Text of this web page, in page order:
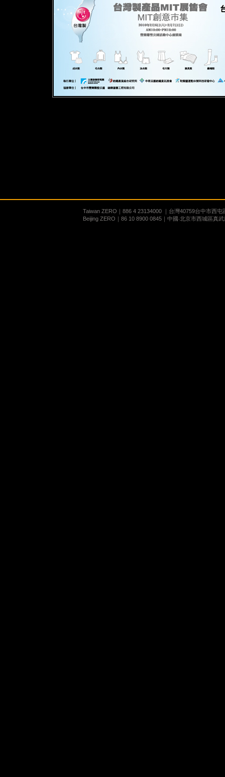
Taiwan ZERO｜886 4 23134000 ｜台灣40759台中市西屯
Beijing ZERO｜86 10 8900 0845｜中國‧北京市西城區真